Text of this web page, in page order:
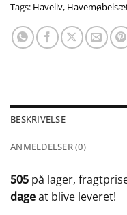
Tags: Haveliv,
BESKRIVELSE
ANMELDELSER (0)
505 på lager,
dageat blive leveret!